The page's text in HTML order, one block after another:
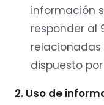
información
responder al
dispuesto
2. Uso de